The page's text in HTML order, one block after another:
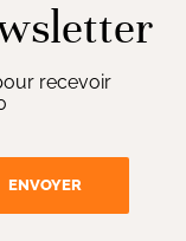
recevoir
ENVOYER